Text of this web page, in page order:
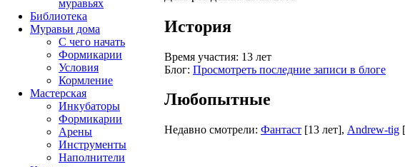
История
Время участия: 13 лет
Блог: Просмотреть последние записи в блоге
Любопытные
Недавно смотрели: Фантаст [13 лет], Andrew-tig
муравьях
Библиотека
Муравьи дома
С чего начать
Формикарии
Условия
Кормление
Мастерская
Инкубаторы
Формикарии
Арены
Инструменты
Наполнители